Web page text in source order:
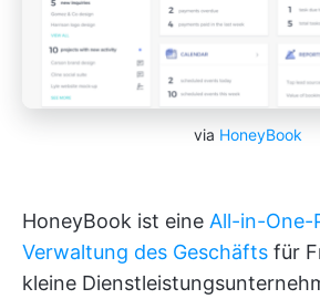
via HoneyBook
HoneyBook ist eine All-in-One-
Verwaltung des Geschäfts für
kleine